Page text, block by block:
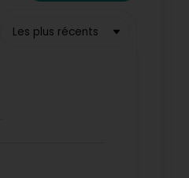
Les plus récents